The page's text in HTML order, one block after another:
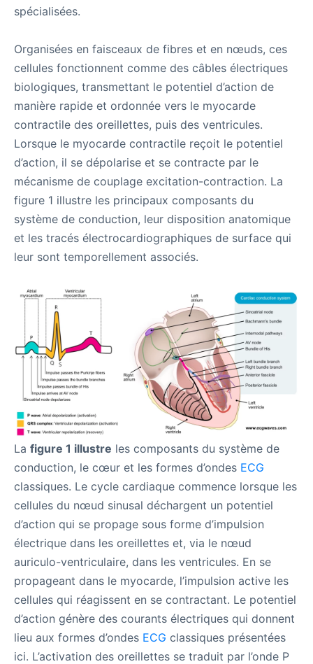
spécialisées.
Organisées en faisceaux de fibres et en nœuds, ces
cellules fonctionnent comme des câbles électriques
biologiques, transmettant le potentiel d’action de
manière rapide et ordonnée vers le myocarde
contractile des oreillettes, puis des ventricules.
Lorsque le myocarde contractile reçoit le potentiel
d’action, il se dépolarise et se contracte par le
mécanisme de couplage excitation-contraction. La
figure 1 illustre les principaux composants du
système de conduction, leur disposition anatomique
et les tracés électrocardiographiques de surface qui
leur sont temporellement associés.
La figure 1 illustre les composants du système de
conduction, le cœur et les formes d’ondes ECG
classiques. Le cycle cardiaque commence lorsque les
cellules du nœud sinusal déchargent un potentiel
d’action qui se propage sous forme d’impulsion
électrique dans les oreillettes et, via le nœud
auriculo-ventriculaire, dans les ventricules. En se
propageant dans le myocarde, l’impulsion active les
cellules qui réagissent en se contractant. Le potentiel
d’action génère des courants électriques qui donnent
lieu aux formes d’ondes ECG classiques présentées
ici. L’activation des oreillettes se traduit par l’onde P